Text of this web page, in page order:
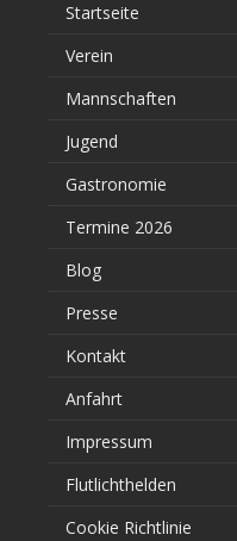
Startseite
Verein
Mannschaften
Jugend
Gastronomie
Termine 2026
Blog
Presse
Kontakt
Anfahrt
Impressum
Flutlichthelden
Cookie Richtlinie